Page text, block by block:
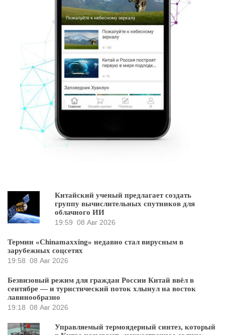
Китайский ученый предлагает создать
группу вычислительных спутников для
облачного ИИ
19:59 08 Авг 2026
Термин «Chinamaxxing» недавно стал вирусным в
зарубежных соцсетях
19:58 08 Авг 2026
Безвизовый режим для граждан России Китай ввёл в
сентябре — и туристический поток хлынул на восток
лавинообразно
19:18 08 Авг 2026
Управляемый термоядерный синтез, который